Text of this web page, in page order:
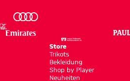
Store
Trikots
Bekleidung
Shop by Player
Neuheiten